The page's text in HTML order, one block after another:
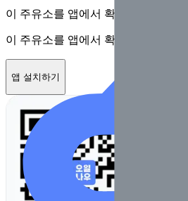
이 주유소를 앱에서 확인하고 최대 1
이 주유소를 앱에서 확인하고 최대 1
앱 설치하기